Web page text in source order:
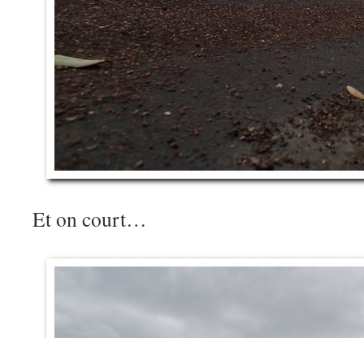
Et on court…